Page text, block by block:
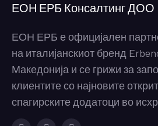
ЕОН ЕРБ Консалтинг ДОО
ЕОН ЕРБ е официјален
на италијанскиот бренд
Македонија и се грижи за
клиентите со најновите
спагирските додатоци во